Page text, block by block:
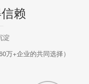
赖
淀
万+企业的共同选择）